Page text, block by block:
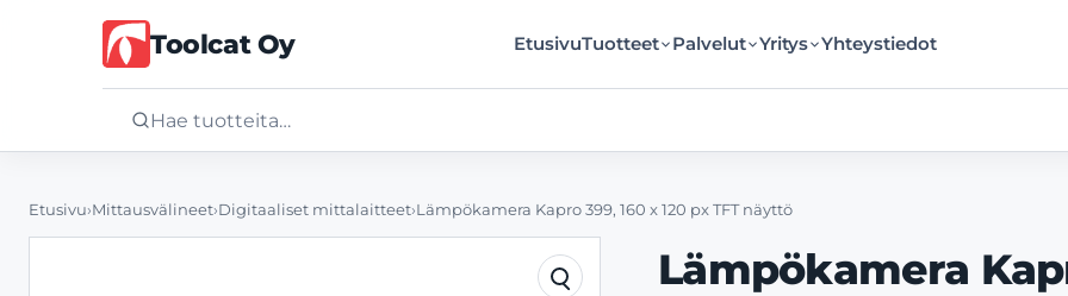
Toolcat Oy EtusivuTuotteet Palvelut Yritys Yhteystiedot
Etusivu›Mittausvälineet›Digitaaliset mittalaitteet›Lämpökamera Kapro 399, 160 x 120 px TFT näyttö
Lämpökamera